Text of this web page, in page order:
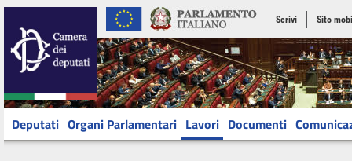
Scrivi Sito
Deputati Organi Parlamentari Lavori Documenti